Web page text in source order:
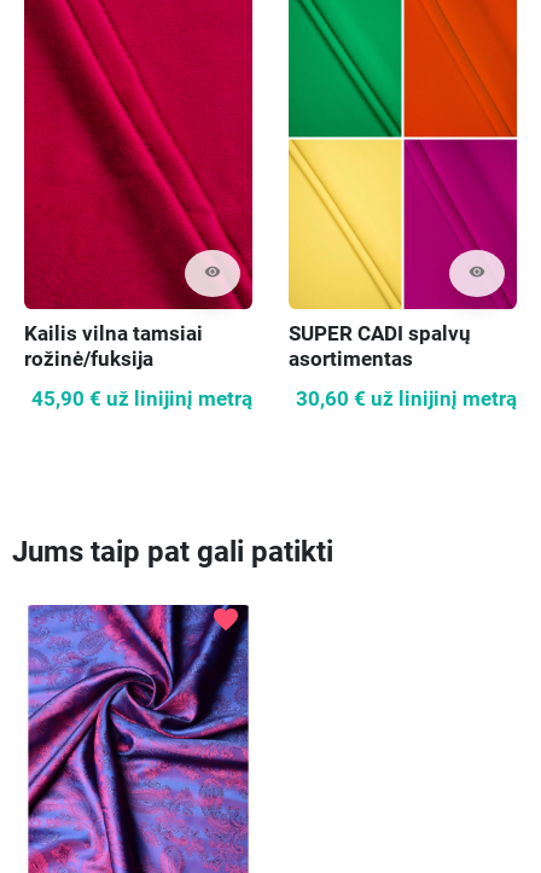
visibility
Kailis vilna tamsiai
rožinė/fuksija
45,90 € už linijinį metrą
visibility
SUPER CADI spalvų
asortimentas
30,60 € už linijinį metrą
Jums taip pat gali patikti
favorite